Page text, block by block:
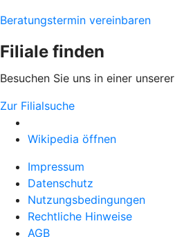
Beratungstermin vereinbaren
Filiale finden
Besuchen Sie uns in einer
Zur Filialsuche
Wikipedia öffnen
Impressum
Datenschutz
Nutzungsbedingungen
Rechtliche Hinweise
AGB